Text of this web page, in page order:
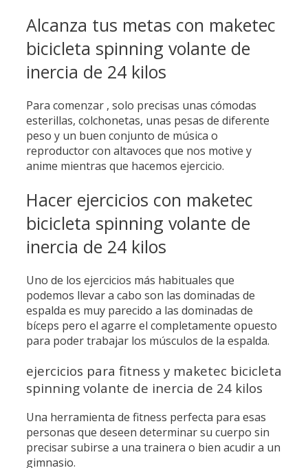
Alcanza tus metas con maketec
bicicleta spinning volante de
inercia de 24 kilos
Para comenzar , solo precisas unas cómodas
esterillas, colchonetas, unas pesas de diferente
peso y un buen conjunto de música o
reproductor con altavoces que nos motive y
anime mientras que hacemos ejercicio.
Hacer ejercicios con maketec
bicicleta spinning volante de
inercia de 24 kilos
Uno de los ejercicios más habituales que
podemos llevar a cabo son las dominadas de
espalda es muy parecido a las dominadas de
bíceps pero el agarre el completamente opuesto
para poder trabajar los músculos de la espalda.
ejercicios para fitness y maketec bicicleta
spinning volante de inercia de 24 kilos
Una herramienta de fitness perfecta para esas
personas que deseen determinar su cuerpo sin
precisar subirse a una trainera o bien acudir a un
gimnasio.